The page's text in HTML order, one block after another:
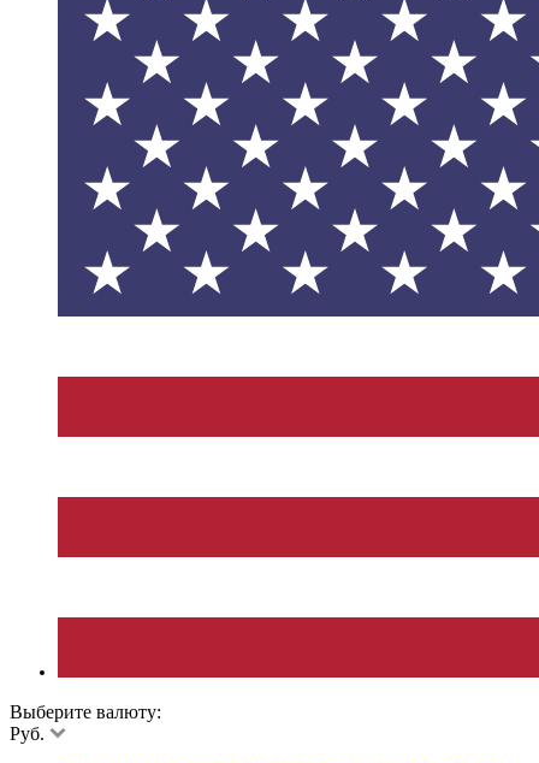
Выберите валюту:
Руб.